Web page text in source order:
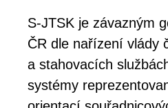
S-JTSK je závazným
ČR dle nařízení vlády
a stahovacích
systémy